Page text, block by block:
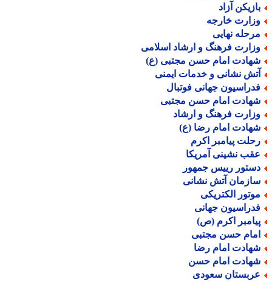
آزاد
خارجه
نهایی
فرهنگ و ارشاد اسلامی
امام حسن مجتبی (ع)
نشانی و خدمات ایمنی
جهانی فوتبال
امام حسن مجتبی
فرهنگ و ارشاد
امام رضا (ع)
پیامبر اکرم
نشینی آمریکا
رییس جمهور
آتش نشانی
الکتریکی
جهانی
اکرم (ص)
حسن مجتبی
امام رضا
امام حسن
سعودی